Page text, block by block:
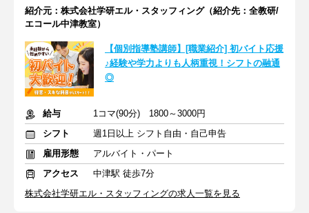
紹介元：株式会社学研エル・スタッフィング（紹介先：全教研/
エコール中津教室）
【個別指導塾講師】[職業紹介] 初バイト応援
♪経験や学力よりも人柄重視！シフトの融通
◎
給与
1コマ(90分) 1800～3000円
シフト
週1日以上 シフト自由・自己申告
雇用形態
アルバイト・パート
アクセス
中津駅 徒歩7分
株式会社学研エル・スタッフィングの求人一覧を見る